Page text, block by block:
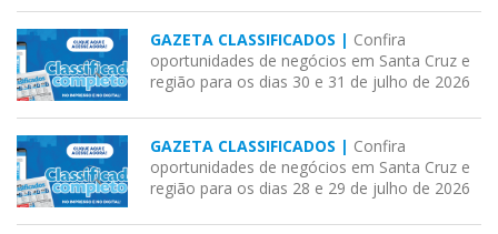
GAZETA CLASSIFICADOS | Confira
oportunidades de negócios em Santa Cruz e
região para os dias 30 e 31 de julho de 2026
GAZETA CLASSIFICADOS | Confira
oportunidades de negócios em Santa Cruz e
região para os dias 28 e 29 de julho de 2026